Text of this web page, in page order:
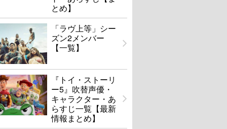
とめ】
「ラヴ上等」シー
ズン2メンバー
【一覧】
『トイ・ストーリ
ー5』吹替声優・
キャラクター・あ
らすじ一覧【最新
情報まとめ】